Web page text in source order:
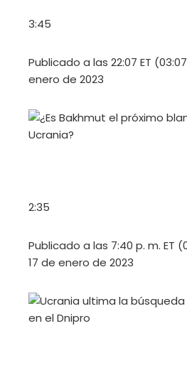
3:45
Publicado a las 22:07 ET
enero de 2023
2:35
Publicado a las 7:40 p. m. ET
17 de enero de 2023